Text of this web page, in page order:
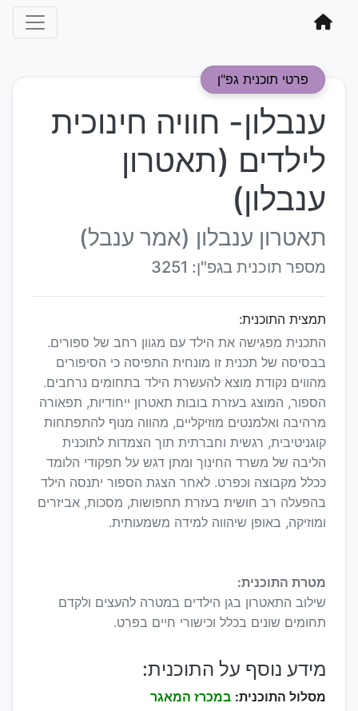
פרטי תוכנית גפ"ן
ענבלון- חוויה חינוכית
לילדים (תאטרון
ענבלון)
תאטרון ענבלון (אמר ענבל)
מספר תוכנית בגפ"ן: 3251
תמצית התוכנית:
התכנית מפגישה את הילד עם מגוון רחב של ספורים.
בבסיסה של תכנית זו מונחית התפיסה כי הסיפורים
מהווים נקודת מוצא להעשרת הילד בתחומים נרחבים.
הספור, המוצג בעזרת בובות תאטרון ייחודיות, תפאורה
מרהיבה ואלמנטים מוזיקליים, מהווה מנוף להתפתחות
קוגניטיבית, רגשית וחברתית תוך הצמדות לתוכנית
הליבה של משרד החינוך ומתן דגש על תפקודי הלומד
ככלל מקבוצה וכפרט. לאחר הצגת הספור יתנסה הילד
בהפעלה רב חושית בעזרת תחפושות, מסכות, אביזרים
ומוזיקה, באופן שיהווה למידה משמעותית.
מטרת התוכנית:
שילוב התאטרון בגן הילדים במטרה להעצים ולקדם
תחומים שונים בכלל וכישורי חיים בפרט.
מידע נוסף על התוכנית:
מסלול התוכנית: במכרז המאגר